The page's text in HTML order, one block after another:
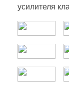
усилителя